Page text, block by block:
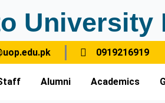
University
0919216919
Alumni Academics